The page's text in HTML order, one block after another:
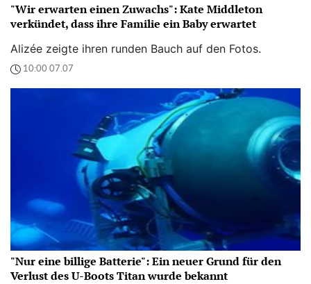
"Wir erwarten einen Zuwachs": Kate Middleton
verkündet, dass ihre Familie ein Baby erwartet
Alizée zeigte ihren runden Bauch auf den Fotos.
10:00 07.07
"Nur eine billige Batterie": Ein neuer Grund für den
Verlust des U-Boots Titan wurde bekannt